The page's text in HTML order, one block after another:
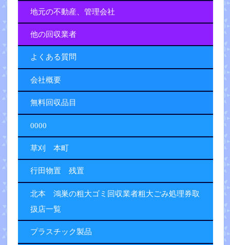
地元の不動産、管理会社
他の回収業者
よくある質問
会社概要
無料回収品目
0000
草刈 本町
行田物置 残置
北本 鴻巣の粗大ゴミ回収業者粗大ごみ処理券取
扱店一覧
プラスチック製品